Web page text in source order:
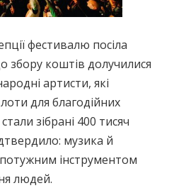
фестивалю посіла
збору коштів долучилися
артисти, які
для благодійних
зібрані 400 тисяч
музика й
інструментом
людей.